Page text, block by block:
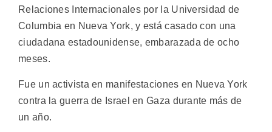
Relaciones Internacionales por la Universidad de
Columbia en Nueva York, y está casado con una
ciudadana estadounidense, embarazada de ocho
meses.
Fue un activista en manifestaciones en Nueva York
contra la guerra de Israel en Gaza durante más de
un año.